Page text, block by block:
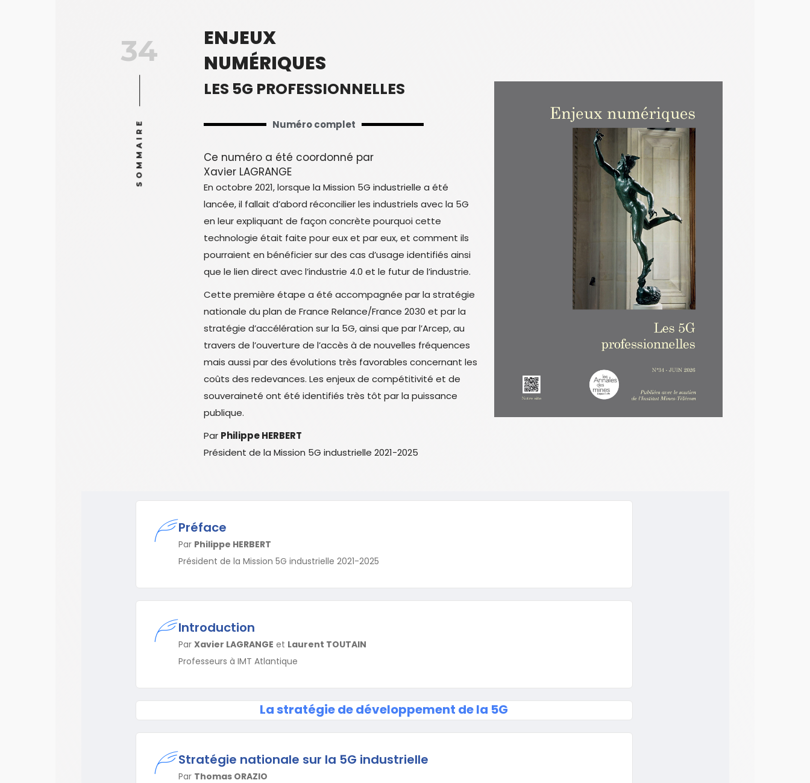
34
SOMMAIRE
ENJEUX
NUMÉRIQUES
LES 5G PROFESSIONNELLES
Numéro complet
Ce numéro a été coordonné par
Xavier LAGRANGE
En octobre 2021, lorsque la Mission 5G industrielle a été
lancée, il fallait d’abord réconcilier les industriels avec la 5G
en leur expliquant de façon concrète pourquoi cette
technologie était faite pour eux et par eux, et comment ils
pourraient en bénéficier sur des cas d’usage identifiés ainsi
que le lien direct avec l’industrie 4.0 et le futur de l’industrie.
Cette première étape a été accompagnée par la stratégie
nationale du plan de France Relance/France 2030 et par la
stratégie d’accélération sur la 5G, ainsi que par l’Arcep, au
travers de l’ouverture de l’accès à de nouvelles fréquences
mais aussi par des évolutions très favorables concernant les
coûts des redevances. Les enjeux de compétitivité et de
souveraineté ont été identifiés très tôt par la puissance
publique.
Par Philippe HERBERT
Président de la Mission 5G industrielle 2021-2025
Préface
Par Philippe HERBERT
Président de la Mission 5G industrielle 2021-2025
Introduction
Par Xavier LAGRANGE et Laurent TOUTAIN
Professeurs à IMT Atlantique
La stratégie de développement de la 5G
Stratégie nationale sur la 5G industrielle
Par Thomas ORAZIO